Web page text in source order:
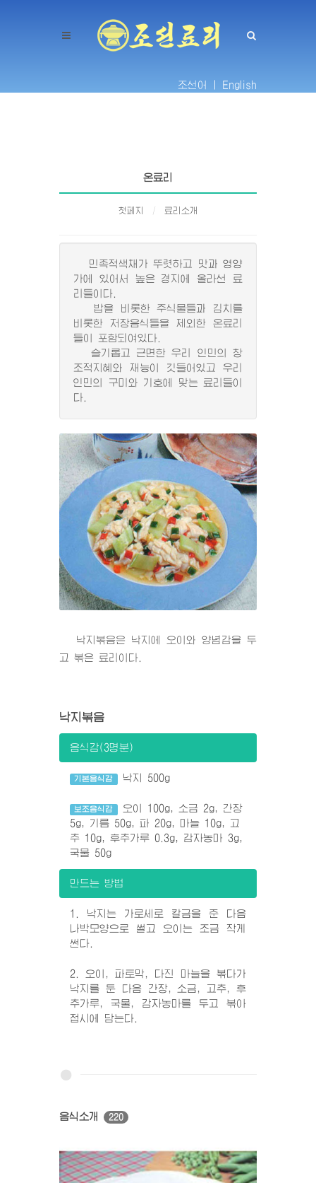
조선어 | English
온료리
첫페지 료리소개
민족적색채가 뚜렷하고 맛과 영양
가에 있어서 높은 경지에 올라선 료
리들이다.
밥을 비롯한 주식물들과 김치를
비롯한 저장음식들을 제외한 온료리
들이 포함되여있다.
슬기롭고 근면한 우리 인민의 창
조적지혜와 재능이 깃들어있고 우리
인민의 구미와 기호에 맞는 료리들이
다.
낙지볶음은 낙지에 오이와 양념감을 두
고 볶은 료리이다.
낙지볶음
음식감(3명분)
기본음식감 낙지 500g
보조음식감
오이 100g, 소금 2g, 간장
5g, 기름 50g, 파 20g, 마늘 10g, 고
추 10g, 후추가루 0.3g, 감자농마 3g,
국물 50g
만드는 방법
1. 낙지는 가로세로 칼금을 준 다음
나박모양으로 썰고 오이는 조금 작게
썬다.
2. 오이, 파토막, 다진 마늘을 볶다가
낙지를 둔 다음 간장, 소금, 고추, 후
추가루, 국물, 감자농마를 두고 볶아
접시에 담는다.
음식소개 220